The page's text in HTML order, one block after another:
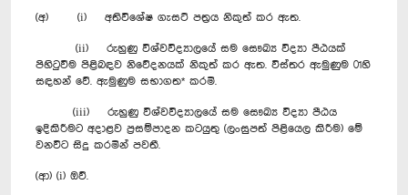
(අ) (i) අතිවිශේෂ ගැසට් පත්‍රය නිකුත් කර ඇත.
(ii) රුහුණු විශ්වවිද්‍යාලයේ සම සෞඛ්‍ය ‍විද්‍යා පීඨයක්
පිහිටුවීම පිළිබඳව නිවේදනයක් නිකුත් කර ඇත. විස්තර ඇමුණුම 01හි
සඳහන් වේ. ඇමුණුම සභාගත* කරමි.
(iii) රුහුණු විශ්වවිද්‍යාලයේ සම සෞඛ්‍ය විද්‍යා පීඨය
ඉදිකිරීමට අදාළව ප්‍රසම්පාදන කටයුතු (ලංසුපත් පිළියෙල කිරීම) මේ
වනවිට සිදු කරමින් පවතී.
(ආ) (i) ඔව්.